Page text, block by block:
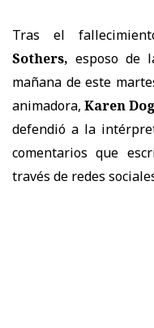
Tras el
Sothers, esposo de
mañana de este
animadora, Karen
defendió a la
comentarios que
través de redes